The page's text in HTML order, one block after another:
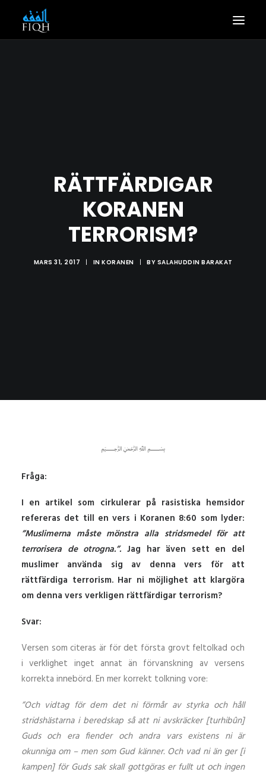
RÄTTFÄRDIGAR
KORANEN
TERRORISM?
MARS 31, 2017 | IN KORANEN | BY SALAHUDDIN BARAKAT
﷽
Fråga:
I en artikel som cirkulerar på rasistiska hemsidor
refereras det till en vers i Koranen 8:60 som lyder:
”Muslimerna måste mönstra alla stridsmedel för att
terrorisera de otrogna.”. Jag har även sett en del
muslimer använda sig av denna vers för att
rättfärdiga terrorism. Har ni möjlighet att klargöra
om denna vers verkligen rättfärdigar terrorism?
Svar:
Versen som citeras är för det första grovt feltolkad och
i verklighet inget annat än förvanskning av versens
korrekta innebörd. En mer korrekt tolkning vore:
”Och vidtag för dem det ni förmår av styrka och håll
stridshästarna i beredskap så att ni avskräcker [turhibûn]
Guds och era fiender och andra vars existens ni är
okunniga om – men som Gud känner. Och vad ni än ger [i
kampen] för Guds sak skall gottgöras er fullt ut och ingen